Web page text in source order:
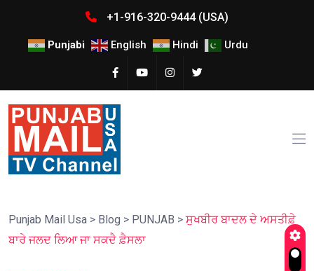
+1-916-320-9444 (USA)
Punjabi English Hindi Urdu
Punjab Mail Usa > Blog > PUNJAB > ਸੁਖਬੀਰ ਬਾਦਲ ਦੇ ਅਸਤੀਫ਼ੇ
ਬਾਰੇ ਜਲਦ ਲਿਆ ਜਾ ਸਕਦੈ ਫ਼ੈਸਲਾ